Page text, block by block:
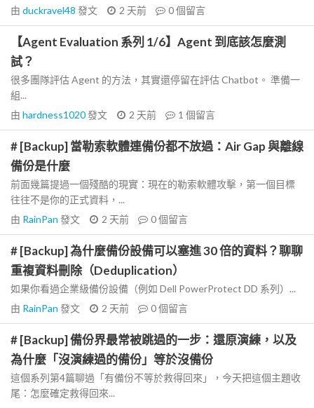
由 duckravel48 發文 2 天前 0個留言
【Agent Evaluation 系列 1/6】Agent 到底該怎麼測
試？
很多團隊評估 Agent 的方法，其實還停留在評估 Chatbot。 準備一
組...
由 hardness1020發文 2 天前 1 個留言
# [Backup] 當勒索軟體連備份都不放過：Air Gap 與離線
備份是什麼
前面幾篇提過一個殘酷的現實：現在的勒索軟體攻擊，第一個目標
往往不是你的正式資料，...
由 RainPan 發文 2 天前 0個留言
# [Backup] 為什麼備份設備可以塞進 30 倍的資料？聊聊
重複資料刪除（Deduplication）
如果你看過企業級備份設備（例如 Dell PowerProtect DD 系列）...
由 RainPan 發文 2 天前 0個留言
# [Backup] 備份界最常被跳過的一步：還原演練，以及
為什麼「沒演練過的備份」等於沒備份
這個系列第4篇聊過「有備份不等於救得回來」，今天把這個主題收
尾：怎麼確定救得回來...